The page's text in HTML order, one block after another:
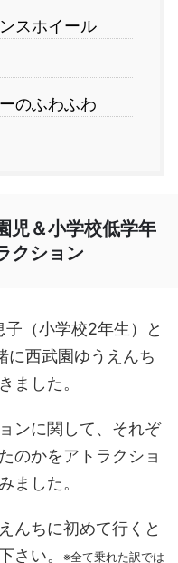
スホイール
のふわふわ
児＆小学校低学年
クション
（小学校2年生）と
に西武園ゆうえんち
ました。
ンに関して、それぞ
のかをアトラクショ
ました。
んちに初めて行くと
さい。
※全て乗れた訳では